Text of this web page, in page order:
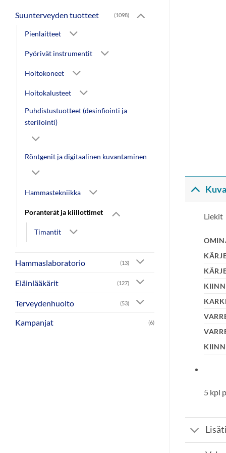
Suunterveyden tuotteet (1098)
Pienlaitteet
Pyörivät instrumentit
Hoitokoneet
Hoitokalusteet
Puhdistustuotteet (desinfiointi ja
sterilointi)
Röntgenit ja digitaalinen kuvantaminen
Hammastekniikka
Poranterät ja kiillottimet
Timantit
Hammaslaboratorio (13)
Eläinlääkärit (127)
Terveydenhuolto (53)
Kampanjat (6)
Liekit
5 kpl